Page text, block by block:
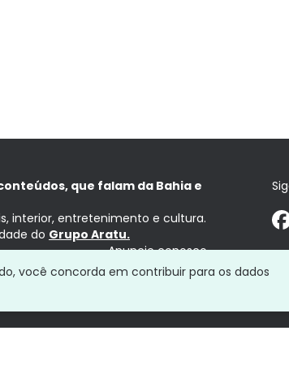
que falam da Bahia e
interior, entretenimento e cultura.
do Grupo Aratu.
Anuncie conosco
você concorda em contribuir para os dados